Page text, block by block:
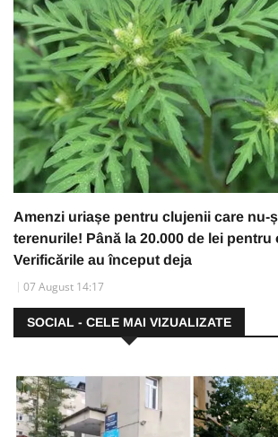
Amenzi uriașe pentru clujenii care nu-
terenurile! Până la 20.000 de lei pentru
Verificările au început deja
07 August 14:17
SOCIAL - CELE MAI VIZUALIZATE